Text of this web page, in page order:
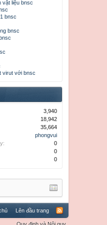
vật liệu bnsc
bnsc
bnsc
virut với bnsc
3,940
18,942
35,664
phongvui
0
0
0
Lên đầu trang